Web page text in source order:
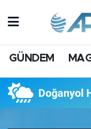
GÜNDEM
Doğanyol